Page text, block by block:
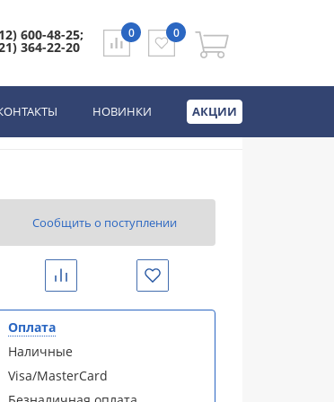
600-48-25;
364-22-20
0 0
НОВИНКИ АКЦИИ
GR-5502
Сообщить о поступлении
Сравнить Избранное
Оплата
Наличные
Visa/MasterCard